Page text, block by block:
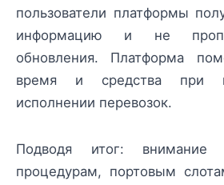
пользователи платформы
информацию и не
обновления. Платформа
время и средства при
исполнении перевозок.
Подводя итог: внимание
процедурам, портовым